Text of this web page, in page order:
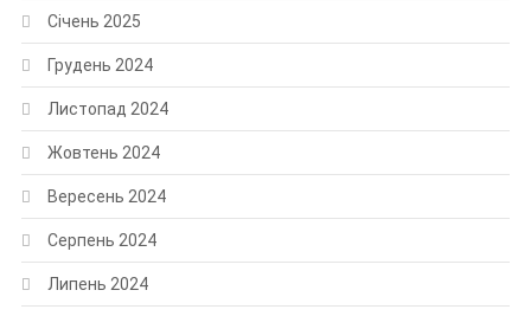
Січень 2025
Грудень 2024
Листопад 2024
Жовтень 2024
Вересень 2024
Серпень 2024
Липень 2024